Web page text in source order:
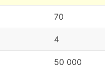
70
4
50 000